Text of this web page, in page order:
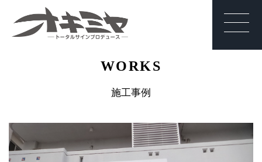
板 有限会社オキWORKS
施工事例